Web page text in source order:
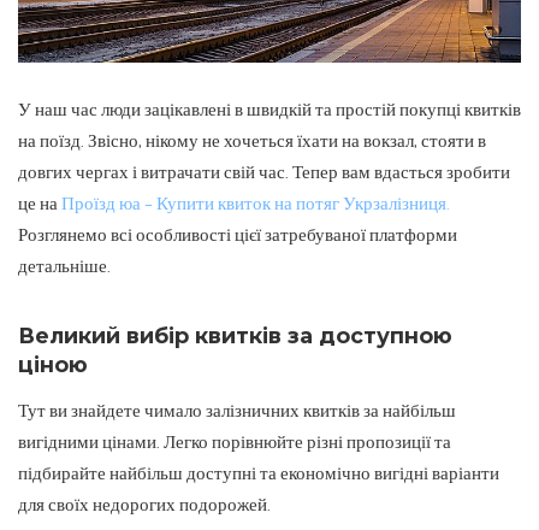
У наш час люди зацікавлені в швидкій та простій покупці квитків
на поїзд. Звісно, нікому не хочеться їхати на вокзал, стояти в
довгих чергах і витрачати свій час. Тепер вам вдасться зробити
це на Проїзд юа – Купити квиток на потяг Укрзалізниця.
Розглянемо всі особливості цієї затребуваної платформи
детальніше.
Великий вибір квитків за доступною
ціною
Тут ви знайдете чимало залізничних квитків за найбільш
вигідними цінами. Легко порівнюйте різні пропозиції та
підбирайте найбільш доступні та економічно вигідні варіанти
для своїх недорогих подорожей.